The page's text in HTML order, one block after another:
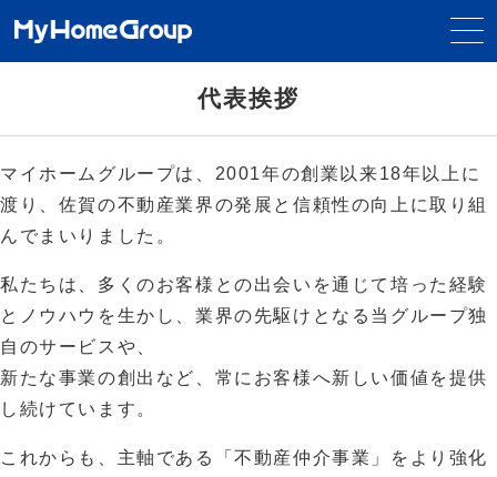
代表挨拶
マイホームグループは、2001年の創業以来18年以上に
渡り、佐賀の不動産業界の発展と信頼性の向上に取り組
んでまいりました。
私たちは、多くのお客様との出会いを通じて培った経験
とノウハウを生かし、業界の先駆けとなる当グループ独
自のサービスや、
新たな事業の創出など、常にお客様へ新しい価値を提供
し続けています。
これからも、主軸である「不動産仲介事業」をより強化